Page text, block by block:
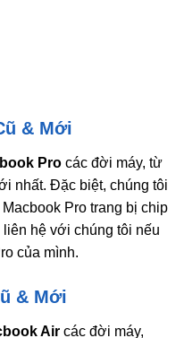
& Mới
Pro các đời máy, từ
nhất. Đặc biệt, chúng tôi
Pro trang bị chip
hệ với chúng tôi nếu
của mình.
& Mới
Air các đời máy,